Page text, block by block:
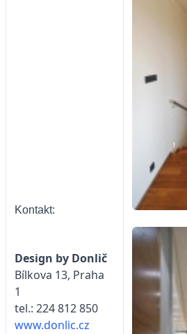
Kontakt:
Design by Donlič
Bílkova 13, Praha
1
tel.: 224 812 850
www.donlic.cz